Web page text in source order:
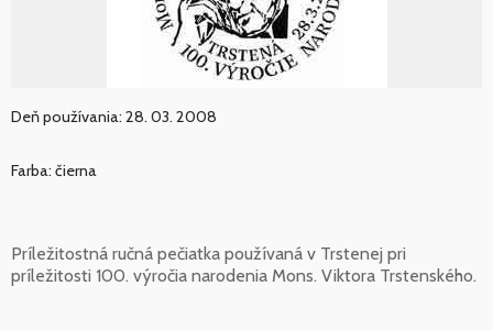
Deň používania: 28. 03. 2008
Farba: čierna
Príležitostná ručná pečiatka používaná v Trstenej pri
príležitosti 100. výročia narodenia Mons. Viktora Trstenského.